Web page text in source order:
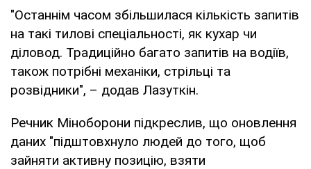
"Останнім часом збільшилася кількість запитів
на такі тилові спеціальності, як кухар чи
діловод. Традиційно багато запитів на водіїв,
також потрібні механіки, стрільці та
розвідники", – додав Лазуткін.
Речник Міноборони підкреслив, що оновлення
даних "підштовхнуло людей до того, щоб
зайняти активну позицію, взяти